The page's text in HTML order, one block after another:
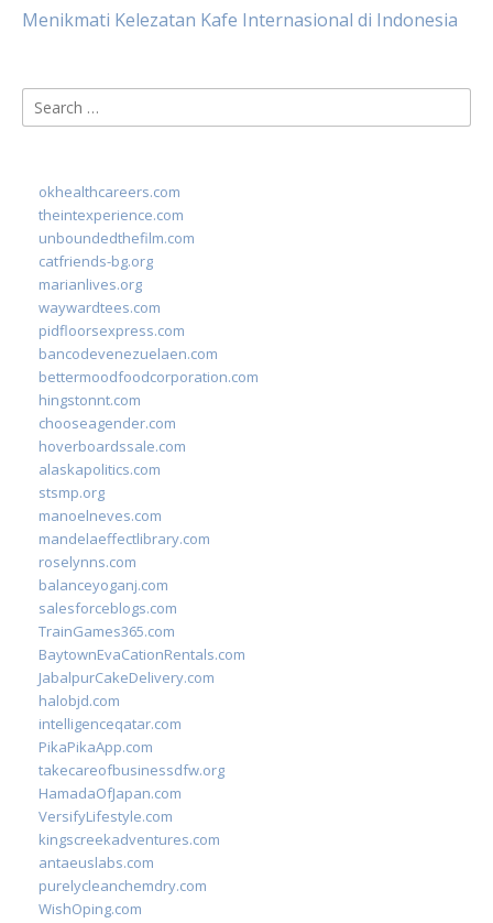
Menikmati Kelezatan Kafe Internasional di Indonesia
Search
for:
okhealthcareers.com
theintexperience.com
unboundedthefilm.com
catfriends-bg.org
marianlives.org
waywardtees.com
pidfloorsexpress.com
bancodevenezuelaen.com
bettermoodfoodcorporation.com
hingstonnt.com
chooseagender.com
hoverboardssale.com
alaskapolitics.com
stsmp.org
manoelneves.com
mandelaeffectlibrary.com
roselynns.com
balanceyoganj.com
salesforceblogs.com
TrainGames365.com
BaytownEvaCationRentals.com
JabalpurCakeDelivery.com
halobjd.com
intelligenceqatar.com
PikaPikaApp.com
takecareofbusinessdfw.org
HamadaOfJapan.com
VersifyLifestyle.com
kingscreekadventures.com
antaeuslabs.com
purelycleanchemdry.com
WishOping.com